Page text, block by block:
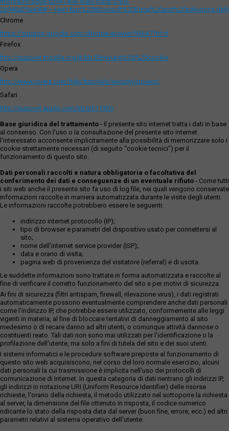
Chrome
https://support.google.com/chrome/answer/95647?hl=it
Firefox
http://support.mozilla.org/it/kb/Eliminare%20i%20cookie
Opera
http://www.opera.com/help/tutorials/security/privacy/
Safari
http://support.apple.com/kb/ph11920
Base giuridica del trattamento - Il presente sito internet tratta i dati in base
al consenso. Con l'uso o la consultazione del presente sito internet
l’interessato acconsente implicitamente alla possibilità di memorizzare solo i
cookie strettamente necessari (di seguito “cookie tecnici”) per il
funzionamento di questo sito.
Dati personali raccolti e natura obbligatoria o facoltativa del
conferimento dei dati e conseguenze di un eventuale rifiuto - Come tutti
i siti web anche il presente sito fa uso di log file, nei quali vengono conservate
informazioni raccolte in maniera automatizzata durante le visite degli utenti.
Le informazioni raccolte potrebbero essere le seguenti:
indirizzo internet protocollo (IP);
tipo di browser e parametri del dispositivo usato per connettersi al
sito;
nome dell'internet service provider (ISP);
data e orario di visita;
pagina web di provenienza del visitatore (referral) e di uscita.
Le suddette informazioni sono trattate in forma automatizzata e raccolte al
fine di verificare il corretto funzionamento del sito e per motivi di sicurezza.
Ai fini di sicurezza (filtri antispam, firewall, rilevazione virus), i dati registrati
automaticamente possono eventualmente comprendere anche dati personali
come l'indirizzo IP, che potrebbe essere utilizzato, conformemente alle leggi
vigenti in materia, al fine di bloccare tentativi di danneggiamento al sito
medesimo o di recare danno ad altri utenti, o comunque attività dannose o
costituenti reato. Tali dati non sono mai utilizzati per l'identificazione o la
profilazione dell'utente, ma solo a fini di tutela del sito e dei suoi utenti.
I sistemi informatici e le procedure software preposte al funzionamento di
questo sito web acquisiscono, nel corso del loro normale esercizio, alcuni
dati personali la cui trasmissione è implicita nell'uso dei protocolli di
comunicazione di Internet. In questa categoria di dati rientrano gli indirizzi IP,
gli indirizzi in notazione URI (Uniform Resource Identifier) delle risorse
richieste, l'orario della richiesta, il metodo utilizzato nel sottoporre la richiesta
al server, la dimensione del file ottenuto in risposta, il codice numerico
ndicante lo stato della risposta data dal server (buon fine, errore, ecc.) ed altri
parametri relativi al sistema operativo dell'utente.